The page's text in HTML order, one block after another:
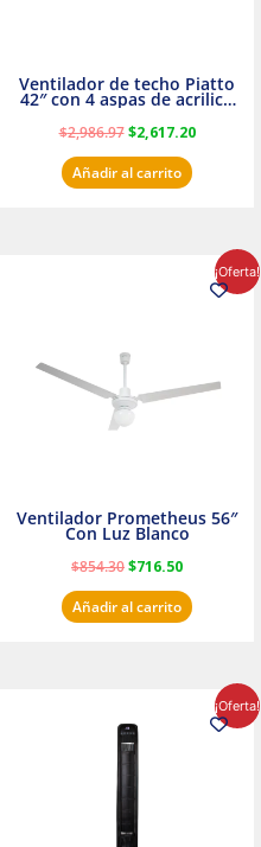
Ventilador de techo Piatto
42″ con 4 aspas de acrilico
transparente
$2,986.97 $2,617.20
Añadir al carrito
¡Oferta!
Ventilador Prometheus 56″
Con Luz Blanco
$854.30$716.50
precio
actual
Añadir al carrito
¡Oferta!
original
era:
precio
actual